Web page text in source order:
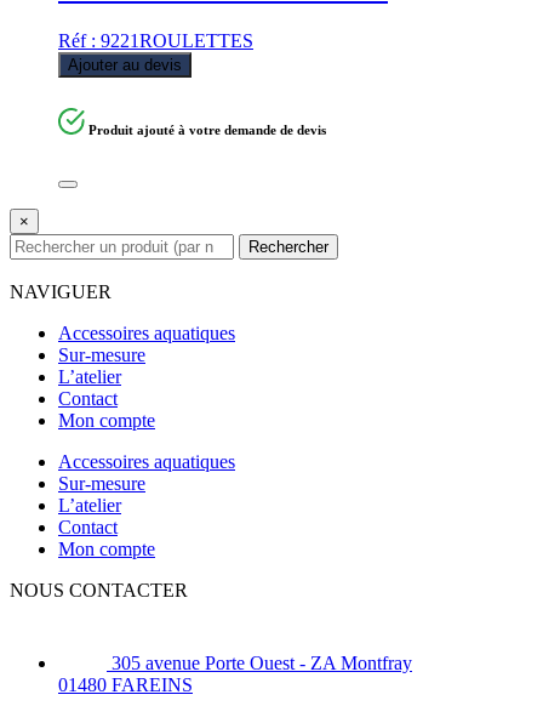
Réf : 9221ROULETTES
Ajouter au devis
Produit ajouté à votre demande de devis
×
Rechercher
NAVIGUER
Accessoires aquatiques
Sur-mesure
L’atelier
Contact
Mon compte
Accessoires aquatiques
Sur-mesure
L’atelier
Contact
Mon compte
NOUS CONTACTER
305 avenue Porte Ouest - ZA Montfray
01480 FAREINS